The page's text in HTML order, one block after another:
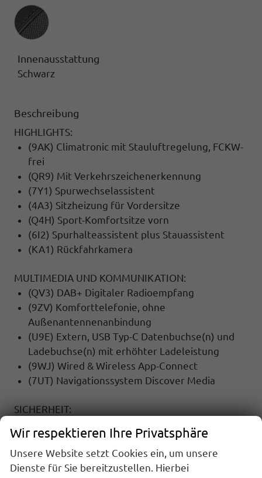
Innenausstattung
Innenausstattung
Schwarz
Beschreibung
HIGHLIGHTS:
(9AK) Climatronic mit Stauluftregelung, FCKW-
frei
(QR9) Mit Verkehrszeichenerkennung
(7Y1) Spurwechselassistent
(4A3) Sitzheizung für Vordersitze
(Q4H) Sport-Komfortsitze vorn
(6I2) Spurhalteassistent plus Stauassistent
(KA1) Rückfahrkamera
MULTIMEDIA UND KOMMUNIKATION:
(QV3) DAB+ Digitaler Radioempfang
(9ZV) Komforttelefonie, ohne
Außenantennenanbindung
(U9E) Extern, USB Typ-C Datenbuchse(n) und
Ladebuchse(n) mit erhöhter Ladeleistung
(9WJ) Wired & Wireless App-Connect
(7UT) Navigationssystem Discover Media
SICHERHEIT:
(8T8) Automatische Distanzregelung (mit
follow to stop) und Speed-Limiter
(UG1) Berganfahrassistent
Wir respektieren Ihre Privatsphäre
Unsere Website setzt Cookies ein, um unsere
Dienste für Sie bereitzustellen. Hierbei